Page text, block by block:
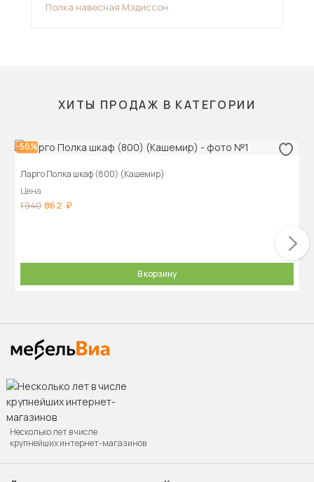
Полка навесная Мэдиссон
ХИТЫ ПРОДАЖ В КАТЕГОРИИ
-56%
Ларго Полка шкаф (800) (Кашемир)
Цена
1 940 862
В корзину
Несколько лет в числе
крупнейших интернет-магазинов